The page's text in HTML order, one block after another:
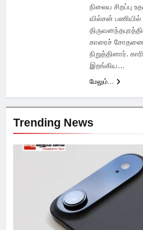
நிலைய சிறப்பு
வில்சன் பணியில்
காரைச் சோதனை
நிறுத்தினார்.
இறங்கிய…
மேலும்...
Trending News